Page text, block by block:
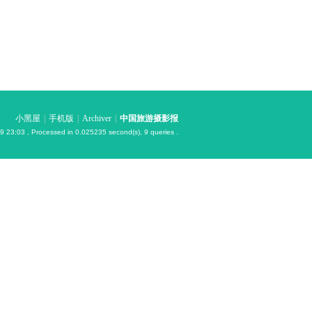
小黑屋 手机版 Archiver 中国旅游摄影报
23:03 , Processed in 0.025235 second(s), 9 queries .